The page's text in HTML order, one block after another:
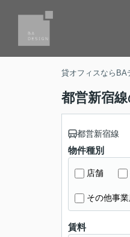
貸オフィスならBA
都営新宿
都営新宿線
物件種別
店舗
その他事業
賃料